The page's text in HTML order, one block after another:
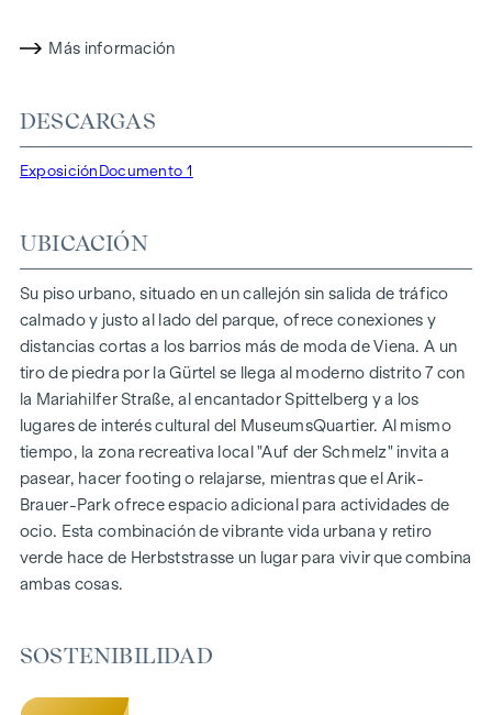
fotovoltaica y la calefacción urbana, garantizan un
Más información en:WOHNEN AM PARK, 1160 Viena,
Herbststraße - Winegg
Superficie habitable de aprox. 30 a 130 m²
Pisos de 1 a 4 habitaciones
Jardines, balcones, logias y terrazas
Grandes alturas
Aparcamiento subterráneo | e-mobility
Tranquilo patio interior
Sistema fotovoltaico en el tejado
Sala común
LLEGAR A CASA
En Herbststrasse le espera una experiencia vital única que
combina diseño y comodidad de forma extraordinaria. El
atemporal, ideal para una vida moderna y con estilo. Los
Más información
DESCARGAS
Exposición Documento 1
UBICACIÓN
Su piso urbano, situado en un callejón sin salida de tráfico
calmado y justo al lado del parque, ofrece conexiones y
distancias cortas a los barrios más de moda de Viena. A un
tiro de piedra por la Gürtel se llega al moderno distrito 7 con
la Mariahilfer Straße, al encantador Spittelberg y a los
lugares de interés cultural del MuseumsQuartier. Al mismo
tiempo, la zona recreativa local "Auf der Schmelz" invita a
pasear, hacer footing o relajarse, mientras que el Arik-
Brauer-Park ofrece espacio adicional para actividades de
ocio. Esta combinación de vibrante vida urbana y retiro
verde hace de Herbststrasse un lugar para vivir que combina
ambas cosas.
SOSTENIBILIDAD